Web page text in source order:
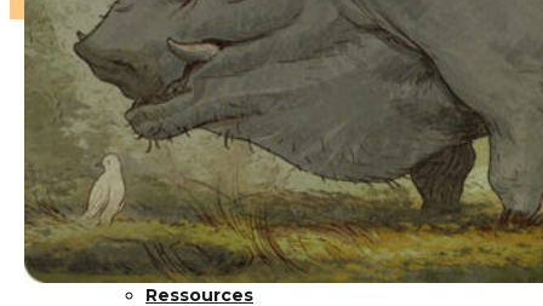
3D
Animation
Art
Inspiration
Japon
Kikaku Arts
Langues
Lifestyle
Motion Design
Outils
Photo
Pop Culture
Projets
Ressources